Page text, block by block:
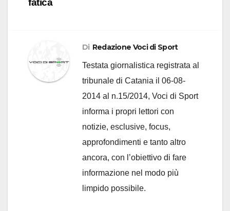
fatica
Di Redazione Voci di Sport
Testata giornalistica registrata al
tribunale di Catania il 06-08-
2014 al n.15/2014, Voci di Sport
informa i propri lettori con
notizie, esclusive, focus,
approfondimenti e tanto altro
ancora, con l’obiettivo di fare
informazione nel modo più
limpido possibile.